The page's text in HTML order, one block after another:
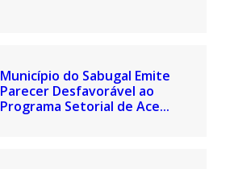
Município do Sabugal Emite
Parecer Desfavorável ao
Programa Setorial de Ace...